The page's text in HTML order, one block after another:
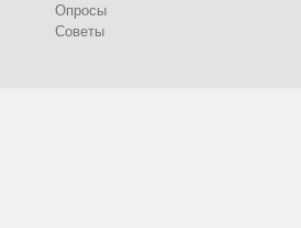
Опросы
Советы